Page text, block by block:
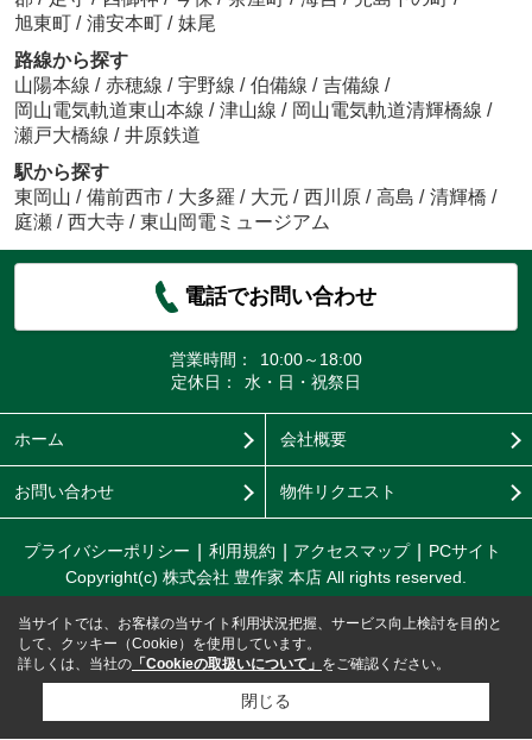
旭東町 / 浦安本町 / 妹尾
路線から探す
山陽本線 / 赤穂線 / 宇野線 / 伯備線 / 吉備線 /
岡山電気軌道東山本線 / 津山線 / 岡山電気軌道清輝橋線 /
瀬戸大橋線 / 井原鉄道
駅から探す
東岡山 / 備前西市 / 大多羅 / 大元 / 西川原 / 高島 / 清輝橋 /
庭瀬 / 西大寺 / 東山岡電ミュージアム
電話でお問い合わせ
営業時間：
10:00～18:00
定休日：
水・日・祝祭日
ホーム 会社概要
お問い合わせ 物件リクエスト
プライバシーポリシー 利用規約 アクセスマップ
PCサイト
Copyright(c) 株式会社 豊作家 本店 All rights reserved.
当サイトでは、お客様の当サイト利用状況把握、サービス向上検討を目的と
して、クッキー（Cookie）を使用しています。
詳しくは、当社の 「Cookieの取扱いについて」 をご確認ください。
閉じる